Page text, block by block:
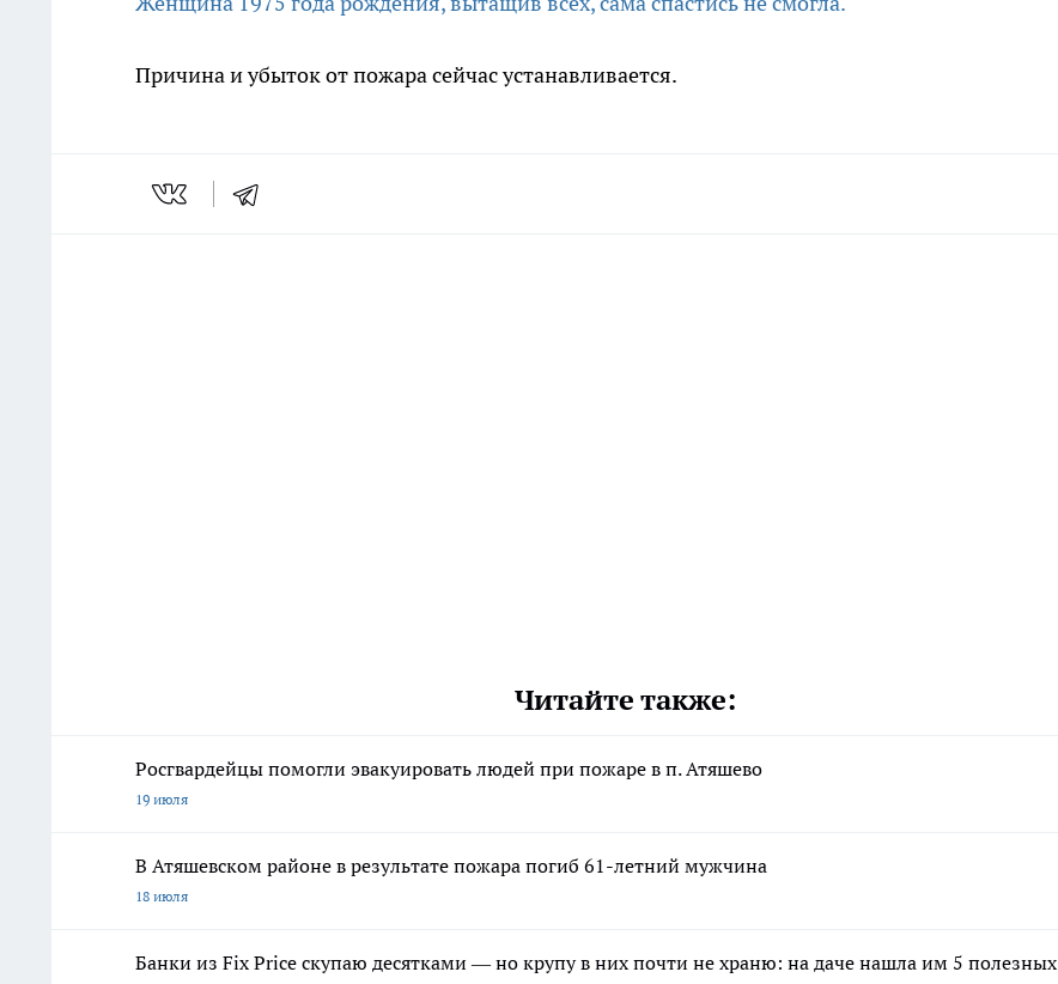
Причина и убыток от пожара сейчас устанавливается.
Читайте также:
Росгвардейцы помогли эвакуировать людей при пожаре в п. Атяшево
19 июля
В Атяшевском районе в результате пожара погиб 61-летний мужчина
18 июля
Банки из Fix Price скупаю десятками — но крупу в них почти не храню: на даче нашла им 5 полезных